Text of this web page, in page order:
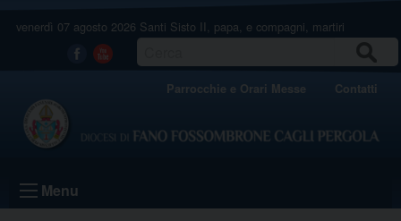
venerdì 07 agosto 2026 Santi Sisto II, papa, e compagni, martiri
Facebook
Youtube
Parrocchie e Orari Messe Contatti
Menu